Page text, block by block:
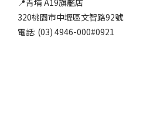
📍青埔 A19旗艦店
320桃園市中壢區文智路92號
電話: (03) 4946-000#0921